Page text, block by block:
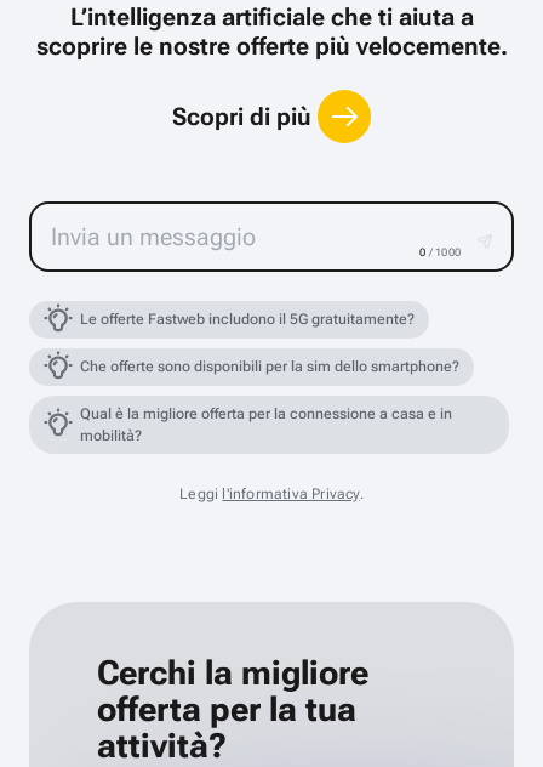
L’intelligenza artificiale che ti aiuta a
scoprire le nostre offerte più velocemente.
Scopri di più
0 / 1000
Le offerte Fastweb includono il 5G gratuitamente?
Che offerte sono disponibili per la sim dello smartphone?
Qual è la migliore offerta per la connessione a casa e in
mobilità?
Leggi l'informativa Privacy.
Cerchi la migliore
offerta per la tua
attività?